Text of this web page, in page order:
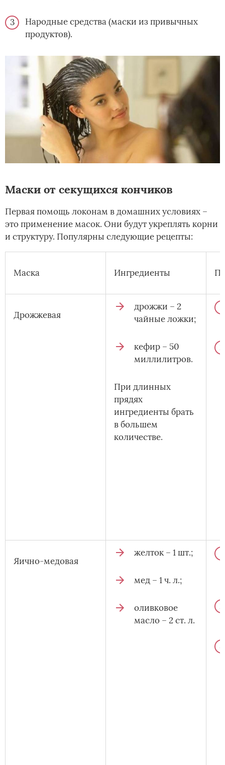
Народные средства (маски из привычных
продуктов).
Маски от секущихся кончиков
Первая помощь локонам в домашних условиях –
это применение масок. Они будут укреплять корни
и структуру. Популярны следующие рецепты:
Маска Ингредиенты
Дрожжевая
дрожжи – 2
чайные ложки;
кефир – 50
миллилитров.
При длинных
прядях
ингредиенты брать
в большем
количестве.
Яично-медовая
желток – 1 шт.;
мед – 1 ч. л.;
оливковое
масло – 2 ст. л.